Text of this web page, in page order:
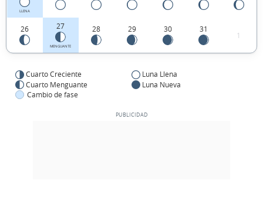
LLENA
26 27
MENGUANTE
28 29 30 31
1
Cuarto Creciente
Luna Llena
Cuarto Menguante
Luna Nueva
Cambio de fase